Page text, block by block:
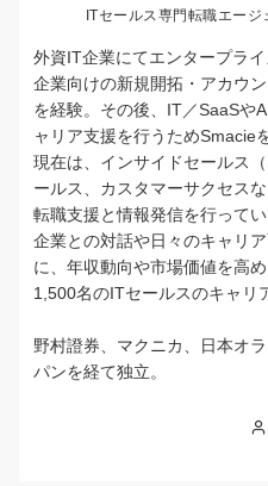
ITセールス専門転職エー
外資IT企業にてエンタープラ
企業向けの新規開拓・アカウ
を経験。その後、IT／SaaSや
ャリア支援を行うためSmacie
現在は、インサイドセールス
ールス、カスタマーサクセス
転職支援と情報発信を行ってい
企業との対話や日々のキャリ
に、年収動向や市場価値を高
1,500名のITセールスのキャリ
野村證券、マクニカ、日本オ
パンを経て独立。